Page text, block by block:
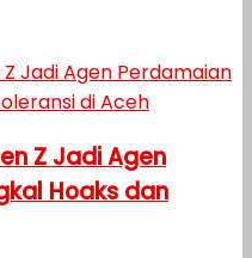
Z Jadi Agen
Hoaks dan